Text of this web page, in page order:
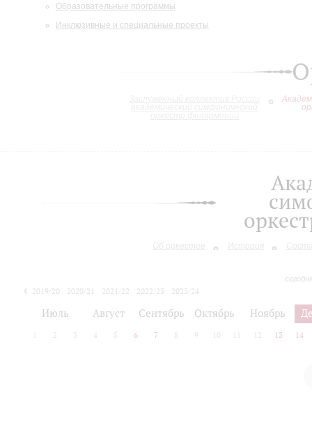
Образовательные программы
Инклюзивные и специальные проекты
Об оркестре История
2019/20 2020/21 2021/22 2022/23
2023/24
Июль Август Сентябрь Октябрь Ноябрь
2 3 4 5 6 7 8 9 10 12 13 14